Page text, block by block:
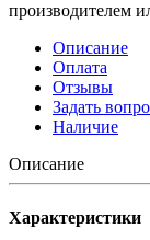
производителем
Описание
Оплата
Отзывы
Задать
Наличие
Описание
Характеристики